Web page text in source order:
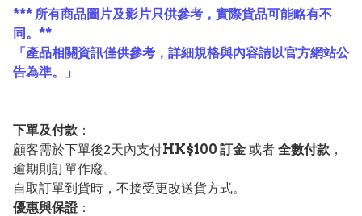
*** 所有商品圖片及影片只供參考，實際貨品可能略有不
同。**
「產品相關資訊僅供參考，詳細規格與內容請以官方網站公
告為準。」
下單及付款 ：
顧客需於下單後2天內支付HK$100 訂金 或者 全數付款 ，
逾期則訂單作廢。
自取訂單到貨時，不接受更改送貨方式。
優惠與保證：